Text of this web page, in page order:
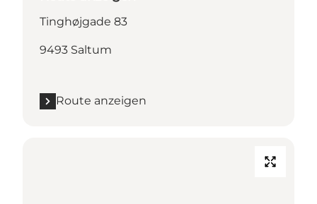
Tinghøjgade 83
9493 Saltum
Route anzeigen